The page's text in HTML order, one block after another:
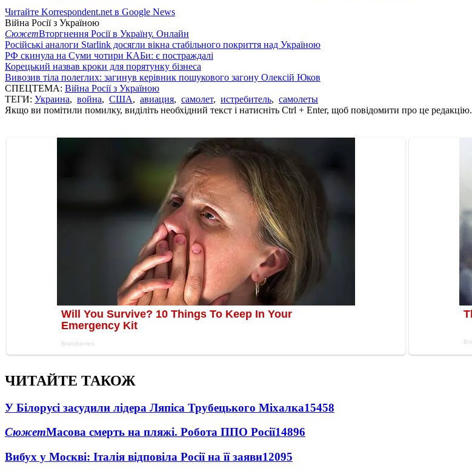
Читайте Korrespondent.net в Google News
Війна Росії з Україною
СюжетВторгнення Росії в Україну. Онлайн
Російські аналоги Starlink досягли вікна стабільного покриття над Україною
РФ скинула на Суми чотири КАБи: є постраждалі
Корецький назвав кроки для порятунку бізнеса
Вивозив тіла полеглих: загинув керівник пошукового загону Олексій Юков
СПЕЦТЕМА: Війна Росії з Україною
ТЕГИ: Украина, война, США, авиация, самолет, истребитель, самолеты
Якщо ви помітили помилку, виділіть необхідний текст і натисніть Ctrl + Enter, щоб повідомити про це редакцію.
ЧИТАЙТЕ ТАКОЖ
У Білорусі засудили лідера Ляпіса Трубецького Міхалка15458
СюжетМасова смерть на пляжі. Робота ППО Росії14896
Вибух у Москві: Італія відповіла Росії на її заяви12095